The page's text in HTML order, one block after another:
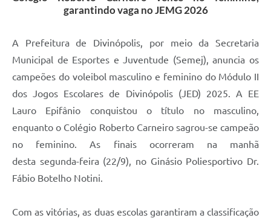
garantindo vaga no JEMG 2026
A Prefeitura de Divinópolis, por meio da Secretaria
Municipal de Esportes e Juventude (Semej), anuncia os
campeões do voleibol masculino e feminino do Módulo II
dos Jogos Escolares de Divinópolis (JED) 2025. A EE
Lauro Epifânio conquistou o título no masculino,
enquanto o Colégio Roberto Carneiro sagrou-se campeão
no feminino. As finais ocorreram na manhã
desta segunda-feira (22/9), no Ginásio Poliesportivo Dr.
Fábio Botelho Notini.
Com as vitórias, as duas escolas garantiram a classificação